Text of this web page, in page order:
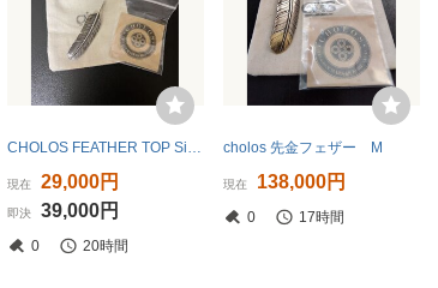
CHOLOS FEATHER TOP Silver フェザー シルバー
現在 29,000円
即決 39,000円
0 20時間
cholos 先金フェザー M
現在 138,000円
0 17時間